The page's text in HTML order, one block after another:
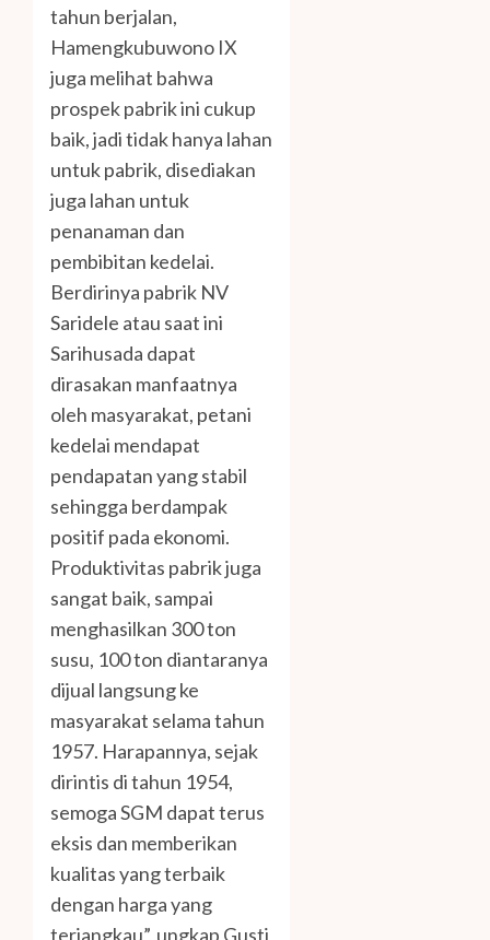
tahun berjalan,
Hamengkubuwono IX
juga melihat bahwa
prospek pabrik ini cukup
baik, jadi tidak hanya lahan
untuk pabrik, disediakan
juga lahan untuk
penanaman dan
pembibitan kedelai.
Berdirinya pabrik NV
Saridele atau saat ini
Sarihusada dapat
dirasakan manfaatnya
oleh masyarakat, petani
kedelai mendapat
pendapatan yang stabil
sehingga berdampak
positif pada ekonomi.
Produktivitas pabrik juga
sangat baik, sampai
menghasilkan 300 ton
susu, 100 ton diantaranya
dijual langsung ke
masyarakat selama tahun
1957. Harapannya, sejak
dirintis di tahun 1954,
semoga SGM dapat terus
eksis dan memberikan
kualitas yang terbaik
dengan harga yang
terjangkau”, ungkap Gusti